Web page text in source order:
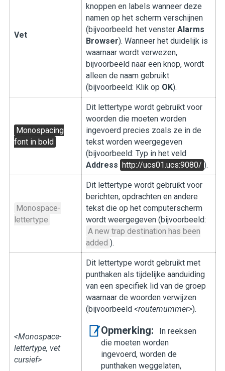
Vet
knoppen en labels wanneer deze
namen op het scherm verschijnen
(bijvoorbeeld: het venster Alarms
Browser). Wanneer het duidelijk is
waarnaar wordt verwezen,
bijvoorbeeld naar een knop, wordt
alleen de naam gebruikt
(bijvoorbeeld: Klik op OK).
Monospacing
font in bold
Dit lettertype wordt gebruikt voor
woorden die moeten worden
ingevoerd precies zoals ze in de
tekst worden weergegeven
(bijvoorbeeld: Typ in het veld
Address http://ucs01.ucs:9080/ ).
Monospace-
lettertype
Dit lettertype wordt gebruikt voor
berichten, opdrachten en andere
tekst die op het computerscherm
wordt weergegeven (bijvoorbeeld:
A new trap destination has been
added ).
<Monospace-
lettertype, vet
cursief>
Dit lettertype wordt gebruikt met
punthaken als tijdelijke aanduiding
van een specifiek lid van de groep
waarnaar de woorden verwijzen
(bijvoorbeeld <routernummer>).
Opmerking:
In reeksen
die moeten worden
ingevoerd, worden de
punthaken weggelaten,